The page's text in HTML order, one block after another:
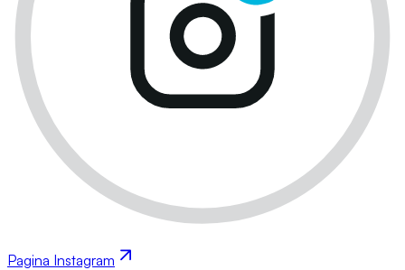
Pagina Instagram